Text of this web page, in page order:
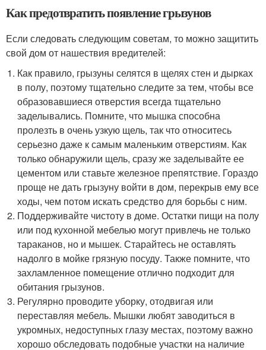
Как предотвратить появление грызунов
Если следовать следующим советам, то можно защитить
свой дом от нашествия вредителей:
Как правило, грызуны селятся в щелях стен и дырках
в полу, поэтому тщательно следите за тем, чтобы все
образовавшиеся отверстия всегда тщательно
заделывались. Помните, что мышка способна
пролезть в очень узкую щель, так что относитесь
серьезно даже к самым маленьким отверстиям. Как
только обнаружили щель, сразу же заделывайте ее
цементом или ставьте железное препятствие. Гораздо
проще не дать грызуну войти в дом, перекрыв ему все
ходы, чем потом искать средство для борьбы с ним.
Поддерживайте чистоту в доме. Остатки пищи на полу
или под кухонной мебелью могут привлечь не только
тараканов, но и мышек. Старайтесь не оставлять
надолго в мойке грязную посуду. Также помните, что
захламленное помещение отлично подходит для
обитания грызунов.
Регулярно проводите уборку, отодвигая или
переставляя мебель. Мышки любят заводиться в
укромных, недоступных глазу местах, поэтому важно
хорошо обследовать подобные участки на наличие